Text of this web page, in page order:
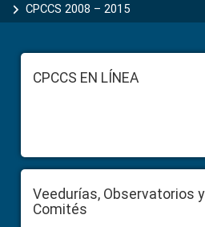
CPCCS 2008 – 2015
FooterCPCCS EN LÍNEA
Veedurías, Observatorios y
Comités